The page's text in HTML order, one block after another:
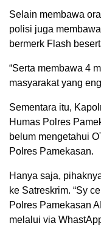
Selain membawa
polisi juga
bermerk Flash
“Serta membawa 4
masyarakat yang
Sementara itu,
Humas Polres
belum mengetahui
Polres Pamekasan.
Hanya saja,
ke Satreskrim. “Sy
Polres Pamekasan
melalui via